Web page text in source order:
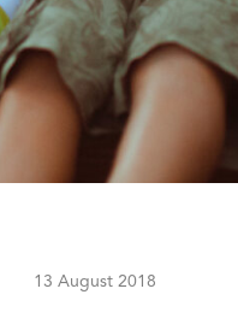
13 August 2018